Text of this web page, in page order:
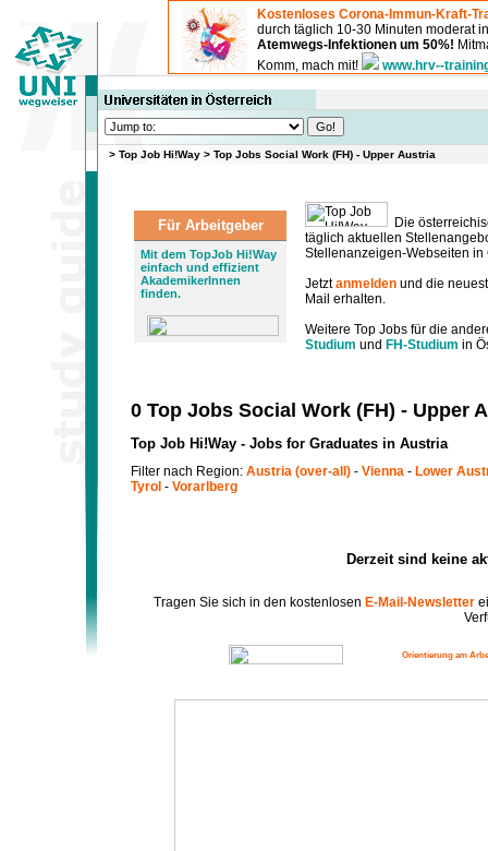
Kostenloses Corona-Immun-Kraft-
durch täglich 10-30 Minuten moderat
Atemwegs-Infektionen um 50%!
Komm, mach mit!
www.hrv--
> Top Job Hi!Way > Top Jobs Social Work (FH) - Upper Austria
Für Arbeitgeber
Mit dem TopJob Hi!Way
einfach und effizient
AkademikerInnen
finden.
Die
täglich aktuellen
Stellenanzeigen-Webseiten in
Jetztanmelden und die
Mail erhalten.
Weitere Top Jobs für die
Studium und FH-Studium in
0 Top Jobs Social Work (FH) - Upper
Top Job Hi!Way - Jobs for Graduates in Austria
Filter nach Region: Austria (over-all) - Vienna - Lower
Tyrol - Vorarlberg
Derzeit sind keine
Tragen Sie sich in den kostenlosen E-Mail-Newsletter
Orientierung am